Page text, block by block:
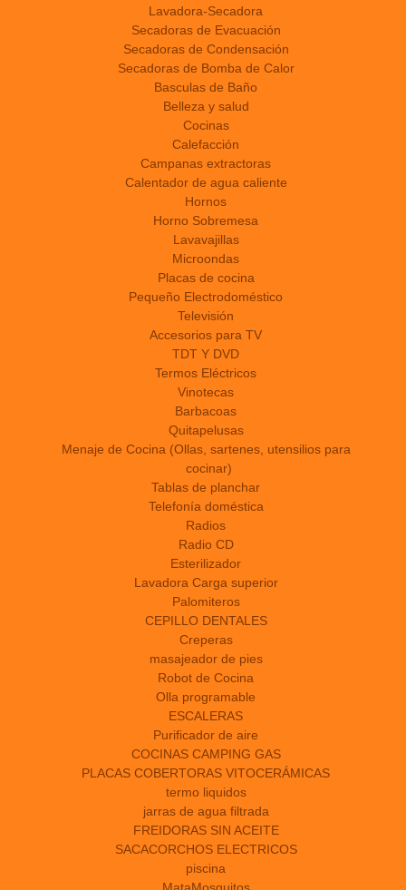
Lavadora-Secadora
Secadoras de Evacuación
Secadoras de Condensación
Secadoras de Bomba de Calor
Basculas de Baño
Belleza y salud
Cocinas
Calefacción
Campanas extractoras
Calentador de agua caliente
Hornos
Horno Sobremesa
Lavavajillas
Microondas
Placas de cocina
Pequeño Electrodoméstico
Televisión
Accesorios para TV
TDT Y DVD
Termos Eléctricos
Vinotecas
Barbacoas
Quitapelusas
Menaje de Cocina (Ollas, sartenes, utensilios para
cocinar)
Tablas de planchar
Telefonía doméstica
Radios
Radio CD
Esterilizador
Lavadora Carga superior
Palomiteros
CEPILLO DENTALES
Creperas
masajeador de pies
Robot de Cocina
Olla programable
ESCALERAS
Purificador de aire
COCINAS CAMPING GAS
PLACAS COBERTORAS VITOCERÁMICAS
termo liquidos
jarras de agua filtrada
FREIDORAS SIN ACEITE
SACACORCHOS ELECTRICOS
piscina